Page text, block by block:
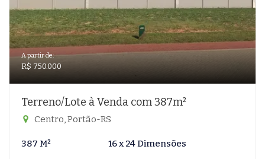
A partir de:
R$ 750.000
Terreno/Lote à Venda com 387m²
Centro, Portão-RS
387 M² 16 x 24 Dimensões